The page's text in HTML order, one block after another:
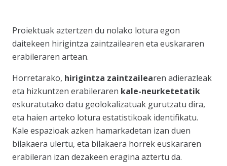
Proiektuak aztertzen du nolako lotura egon
daitekeen hirigintza zaintzailearen eta euskararen
erabileraren artean.
Horretarako, hirigintza zaintzailearen adierazleak
eta hizkuntzen erabileraren kale-neurketetatik
eskuratutako datu geolokalizatuak gurutzatu dira,
eta haien arteko lotura estatistikoak identifikatu.
Kale espazioak azken hamarkadetan izan duen
bilakaera ulertu, eta bilakaera horrek euskararen
erabileran izan dezakeen eragina aztertu da.